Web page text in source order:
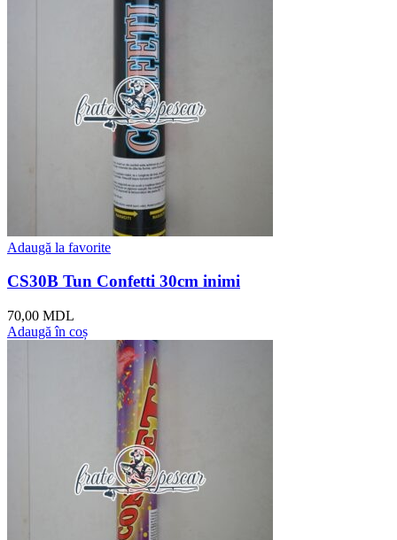
Adaugă la favorite
CS30B Tun Confetti 30cm inimi
70,00 MDL
Adaugă în coș